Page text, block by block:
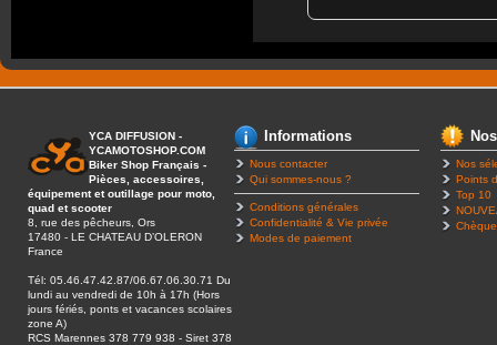
YCA DIFFUSION -
YCAMOTOSHOP.COM
Biker Shop Français -
Pièces, accessoires,
équipement et outillage pour moto,
quad et scooter
8, rue des pêcheurs, Ors
17480 - LE CHATEAU D’OLERON
France
Tél: 05.46.47.42.87/06.67.06.30.71 Du
lundi au vendredi de 10h à 17h (Hors
jours fériés, ponts et vacances scolaires
zone A)
RCS Marennes 378 779 938 - Siret 378
Informations
Nous contacter
Qui sommes-nous ?
Conditions générales
Confidentialité & Vie privée
Modes de paiement
Nos
Points
Top 10